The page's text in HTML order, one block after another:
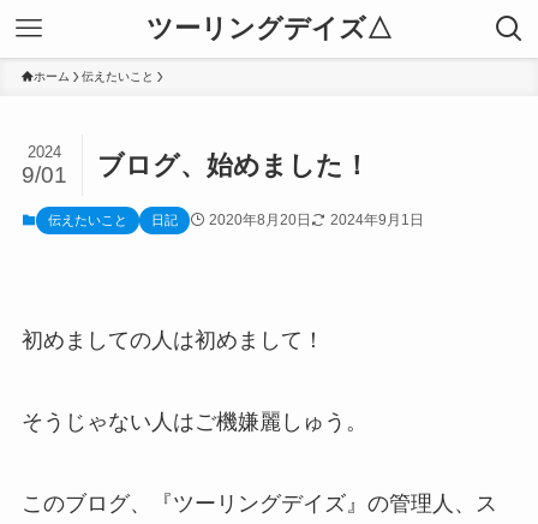
ツーリングデイズ△
ホーム 伝えたいこと
ブログ、始めました！
2024
9/01
伝えたいこと 日記 2020年8月20日 2024年9月1日
初めましての人は初めまして！
そうじゃない人はご機嫌麗しゅう。
このブログ、『ツーリングデイズ』の管理人、ス